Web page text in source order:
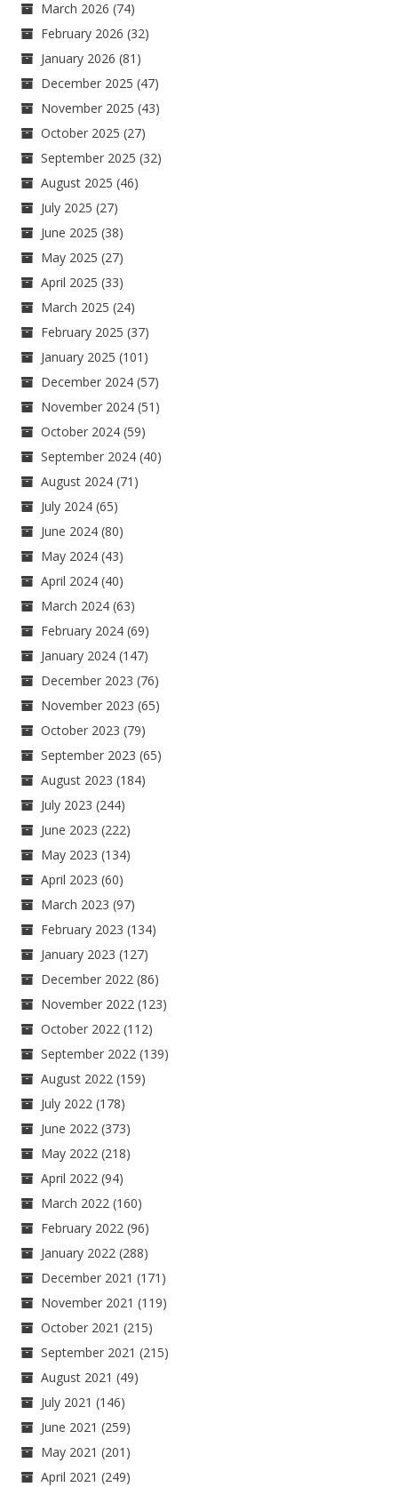
March 2026 (74)
February 2026 (32)
January 2026 (81)
December 2025 (47)
November 2025 (43)
October 2025 (27)
September 2025 (32)
August 2025 (46)
July 2025 (27)
June 2025 (38)
May 2025 (27)
April 2025 (33)
March 2025 (24)
February 2025 (37)
January 2025 (101)
December 2024 (57)
November 2024 (51)
October 2024 (59)
September 2024 (40)
August 2024 (71)
July 2024 (65)
June 2024 (80)
May 2024 (43)
April 2024 (40)
March 2024 (63)
February 2024 (69)
January 2024 (147)
December 2023 (76)
November 2023 (65)
October 2023 (79)
September 2023 (65)
August 2023 (184)
July 2023 (244)
June 2023 (222)
May 2023 (134)
April 2023 (60)
March 2023 (97)
February 2023 (134)
January 2023 (127)
December 2022 (86)
November 2022 (123)
October 2022 (112)
September 2022 (139)
August 2022 (159)
July 2022 (178)
June 2022 (373)
May 2022 (218)
April 2022 (94)
March 2022 (160)
February 2022 (96)
January 2022 (288)
December 2021 (171)
November 2021 (119)
October 2021 (215)
September 2021 (215)
August 2021 (49)
July 2021 (146)
June 2021 (259)
May 2021 (201)
April 2021 (249)